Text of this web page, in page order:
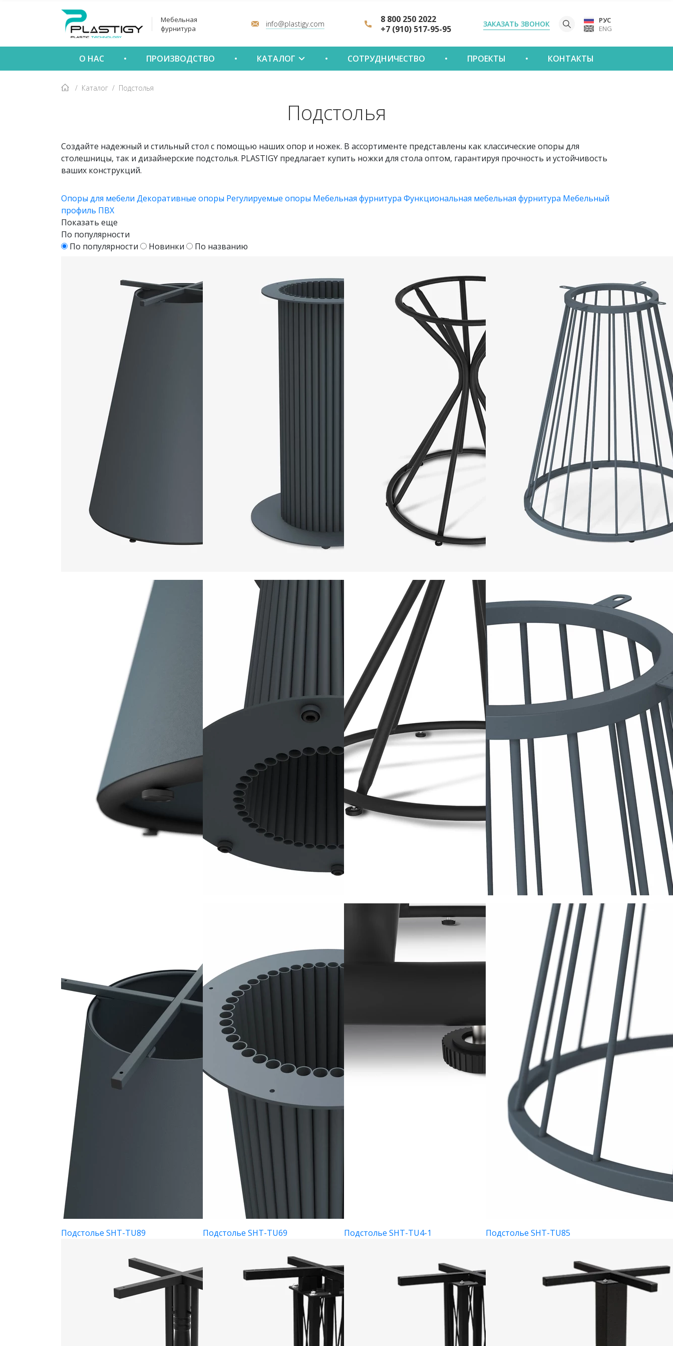
Мебельная
фурнитура
info@plastigy.com
8 800 250 2022
+7 (910) 517-95-95
ЗАКАЗАТЬ ЗВОНОК
РУС
ENG
О НАС ПРОИЗВОДСТВО КАТАЛОГ СОТРУДНИЧЕСТВО ПРОЕКТЫ КОНТАКТЫ
Каталог Подстолья
Подстолья
Создайте надежный и стильный стол с помощью наших опор и ножек. В ассортименте представлены как классические опоры для
столешницы, так и дизайнерские подстолья. PLASTIGY предлагает купить ножки для стола оптом, гарантируя прочность и устойчивость
ваших конструкций.
Опоры для мебели Декоративные опоры Регулируемые опоры Мебельная фурнитура Функциональная мебельная фурнитура Мебельный
профиль ПВХ
Показать еще
По популярности
По популярности
Новинки По названию
Подстолье SHT-TU89 Подстолье SHT-TU69 Подстолье SHT-TU4-1 Подстолье SHT-TU85